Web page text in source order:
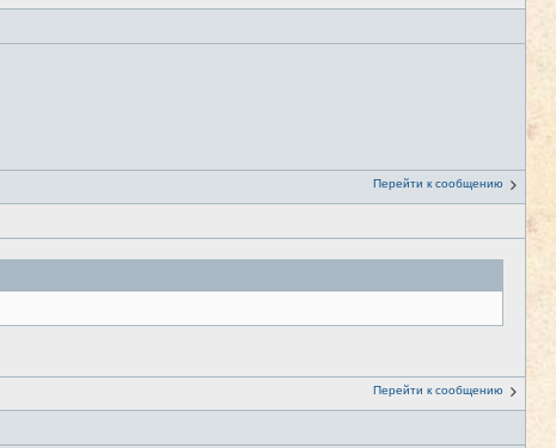
Перейти к сообщению
Перейти к сообщению